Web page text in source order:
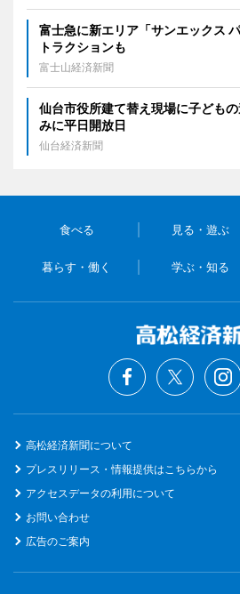
富士急に新エリア「サンエックス
トラクションも
富士山経済新聞
仙台市役所建て替え現場に子ども
みに平日開放日
仙台経済新聞
食べる 見る・遊ぶ
暮らす・働く 学ぶ・知る
高松経済新聞について
プレスリリース・情報提供はこちらから
アクセスデータの利用について
お問い合わせ
広告のご案内